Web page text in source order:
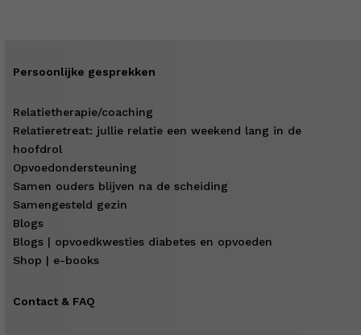
Persoonlijke gesprekken
Relatietherapie/coaching
Relatieretreat: jullie relatie een weekend lang in de
hoofdrol
Opvoedondersteuning
Samen ouders blijven na de scheiding
Samengesteld gezin
Blogs
Blogs | opvoedkwesties diabetes en opvoeden
Shop | e-books
Contact & FAQ